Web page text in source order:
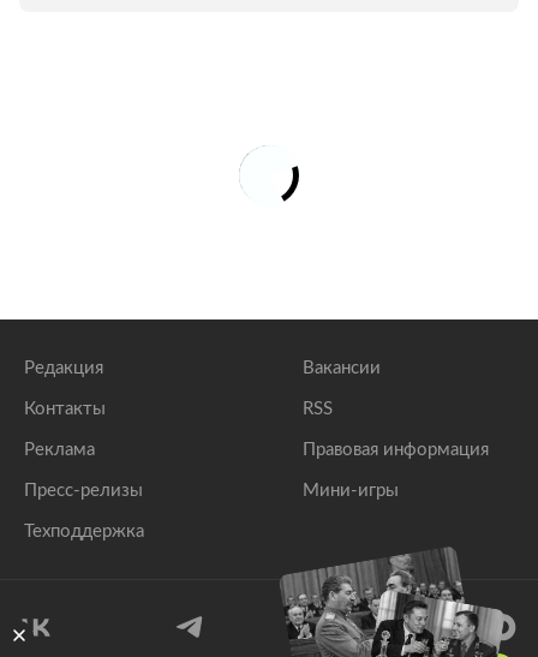
Редакция
Контакты
Реклама
Пресс-релизы
Техподдержка
Вакансии
RSS
Правовая информация
Мини-игры